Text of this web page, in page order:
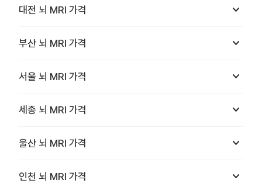
대전 뇌 MRI 가격 keyboard_arrow_down
부산 뇌 MRI 가격 keyboard_arrow_down
서울 뇌 MRI 가격 keyboard_arrow_down
세종 뇌 MRI 가격 keyboard_arrow_down
울산 뇌 MRI 가격 keyboard_arrow_down
인천 뇌 MRI 가격 keyboard_arrow_down